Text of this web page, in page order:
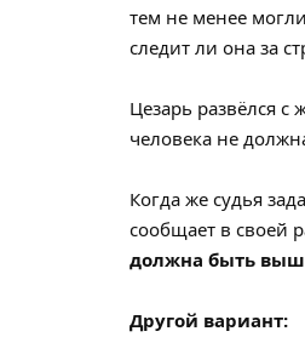
тем не менее
следит ли она за
Цезарь развёлся с
человека не
Когда же судья
сообщает в своей
должна быть
Другой вариант: